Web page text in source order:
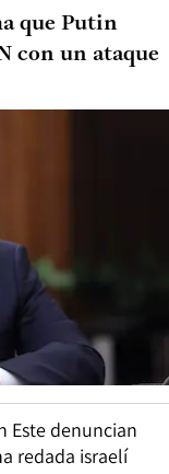
que Putin
con un ataque
Este denuncian
redada israelí